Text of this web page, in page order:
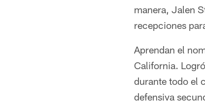
manera, Jalen
recepciones
Aprendan el
California.
durante todo el
defensiva